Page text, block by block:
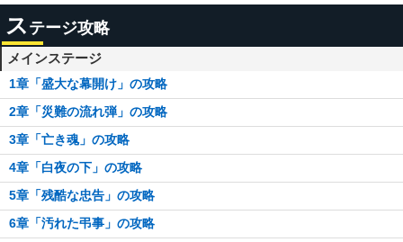
ス テージ攻略
メインステージ
1章「盛大な幕開け」の攻略
2章「災難の流れ弾」の攻略
3章「亡き魂」の攻略
4章「白夜の下」の攻略
5章「残酷な忠告」の攻略
6章「汚れた弔事」の攻略